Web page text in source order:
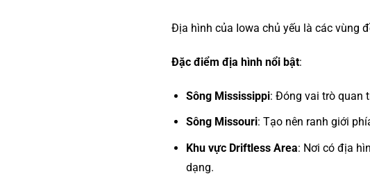
Địa hình của Iowa chủ yếu là các vùng
Đặc điểm địa hình nổi bật:
Sông Mississippi: Đóng vai trò quan
Sông Missouri: Tạo nên ranh giới
Khu vực Driftless Area: Nơi có địa
dạng.